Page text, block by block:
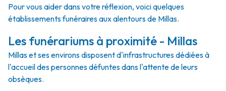
Pour vous aider dans votre réflexion, voici quelques
établissements funéraires aux alentours de Millas.
Les funérariums à proximité - Millas
Millas et ses environs disposent d'infrastructures dédiées à
l'accueil des personnes défuntes dans l'attente de leurs
obsèques.